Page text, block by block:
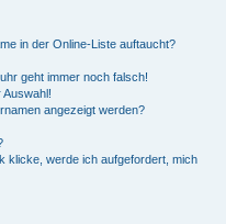
in der Online-Liste auftaucht?
geht immer noch falsch!
angezeigt werden?
klicke, werde ich aufgefordert, mich